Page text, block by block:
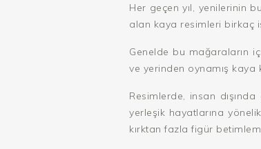
Her geçen yıl, yenilerinin
alan kaya resimleri birkaç
Genelde bu mağaraların
ve yerinden oynamış kaya
Resimlerde, insan
yerleşik hayatlarına
kırktan fazla figür